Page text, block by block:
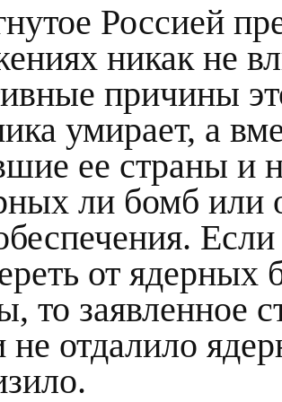
Россией
никак не
причины
умирает, а
ее страны и
ли бомб или
от ядерных
то заявленное
не отдалило